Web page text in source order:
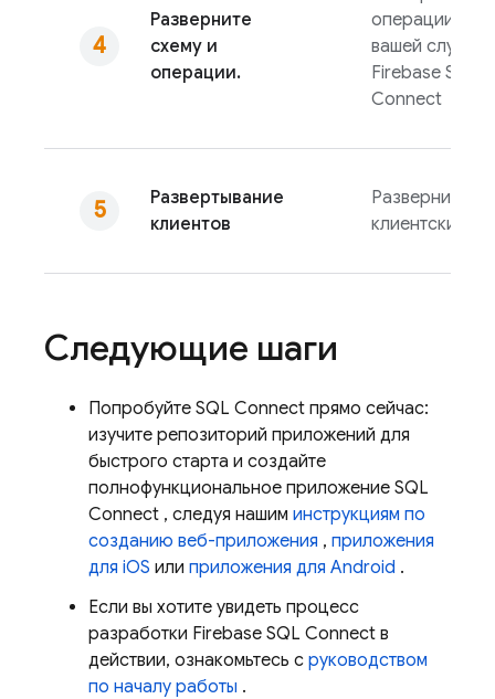
Разверните
схему и
операции.
операции для
вашей службы
Firebase SQL
Connect
Развертывание
клиентов
Разверните
клиентский
Следующие шаги
Попробуйте SQL Connect прямо сейчас:
изучите репозиторий приложений для
быстрого старта и создайте
полнофункциональное приложение SQL
Connect , следуя нашим инструкциям по
созданию веб-приложения , приложения
для iOS или приложения для Android .
Если вы хотите увидеть процесс
разработки Firebase SQL Connect в
действии, ознакомьтесь с руководством
по началу работы .